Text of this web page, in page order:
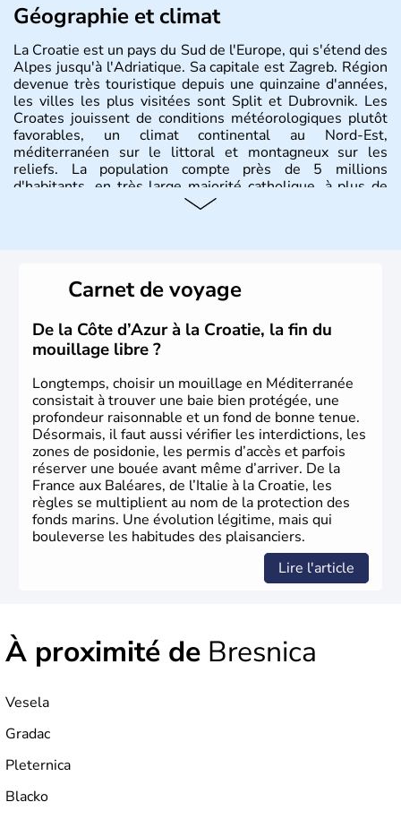
Géographie et climat
La Croatie est un pays du Sud de l'Europe, qui s'étend des
Alpes jusqu'à l'Adriatique. Sa capitale est Zagreb. Région
devenue très touristique depuis une quinzaine d'années,
les villes les plus visitées sont Split et Dubrovnik. Les
Croates jouissent de conditions météorologiques plutôt
favorables, un climat continental au Nord-Est,
méditerranéen sur le littoral et montagneux sur les
reliefs. La population compte près de 5 millions
d'habitants, en très large majorité catholique, à plus de
Alpes jusqu’à l’Adriatique. Sa capitale est
devenue très touristique depuis une quinzaine d’années,
les villes les plus visitées s’appellentSplitet Dubrovnik
Plus de neuf millions de personnes transitent chaque
année par le pays.
Carnet de voyage
De la Côte d’Azur à la Croatie, la fin du
mouillage libre ?
Longtemps, choisir un mouillage en Méditerranée
consistait à trouver une baie bien protégée, une
profondeur raisonnable et un fond de bonne tenue.
Désormais, il faut aussi vérifier les interdictions, les
zones de posidonie, les permis d’accès et parfois
réserver une bouée avant même d’arriver. De la
France aux Baléares, de l’Italie à la Croatie, les
règles se multiplient au nom de la protection des
fonds marins. Une évolution légitime, mais qui
bouleverse les habitudes des plaisanciers.
Lire l'article
À proximité de Bresnica
Vesela
Gradac
Pleternica
Blacko